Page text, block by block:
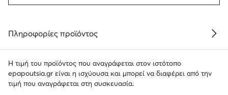
Πληροφορίες προϊόντος
Η τιμή του προϊόντος που αναγράφεται στον ιστότοπο
epapoutsia.gr είναι η ισχύουσα και μπορεί να διαφέρει από την
τιμή που αναγράφεται στη συσκευασία.